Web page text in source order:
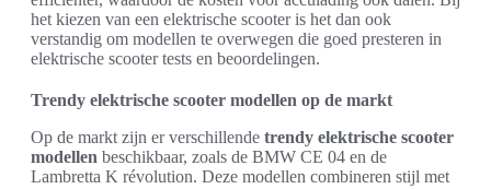
het kiezen van een elektrische scooter is het dan ook
verstandig om modellen te overwegen die goed presteren in
elektrische scooter tests en beoordelingen.
Trendy elektrische scooter modellen op de markt
Op de markt zijn er verschillende trendy elektrische scooter
modellen beschikbaar, zoals de BMW CE 04 en de
Lambretta K révolution. Deze modellen combineren stijl met